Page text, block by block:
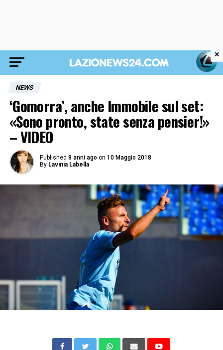
NEWS
‘Gomorra’, anche Immobile sul set:
«Sono pronto, state senza pensier!»
– VIDEO
Published 8 anni ago on 10 Maggio 2018
By Lavinia Labella
×